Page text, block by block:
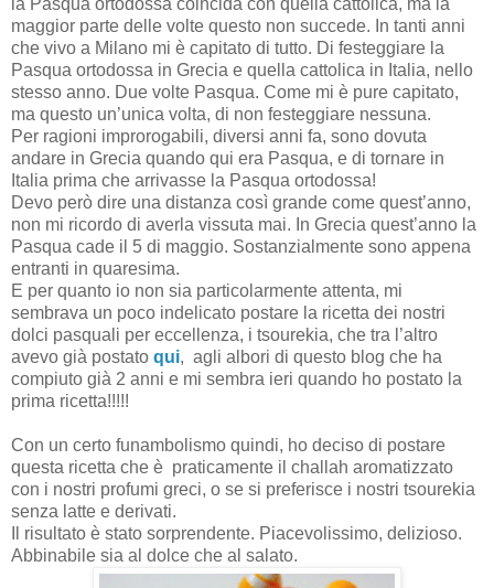
maggior parte delle volte questo non succede. In tanti anni
che vivo a Milano mi è capitato di tutto. Di festeggiare la
Pasqua ortodossa in Grecia e quella cattolica in Italia, nello
stesso anno. Due volte Pasqua. Come mi è pure capitato,
ma questo un’unica volta, di non festeggiare nessuna.
Per ragioni improrogabili, diversi anni fa, sono dovuta
andare in Grecia quando qui era Pasqua, e di tornare in
Italia prima che arrivasse la Pasqua ortodossa!
Devo però dire una distanza così grande come quest’anno,
non mi ricordo di averla vissuta mai. In Grecia quest’anno la
Pasqua cade il 5 di maggio. Sostanzialmente sono appena
entranti in quaresima.
E per quanto io non sia particolarmente attenta, mi
sembrava un poco indelicato postare la ricetta dei nostri
dolci pasquali per eccellenza, i tsourekia, che tra l’altro
avevo già postato qui, agli albori di questo blog che ha
compiuto già 2 anni e mi sembra ieri quando ho postato la
prima ricetta!!!!!
Con un certo funambolismo quindi, ho deciso di postare
questa ricetta che è praticamente il challah aromatizzato
con i nostri profumi greci, o se si preferisce i nostri tsourekia
senza latte e derivati.
Il risultato è stato sorprendente. Piacevolissimo, delizioso.
Abbinabile sia al dolce che al salato.